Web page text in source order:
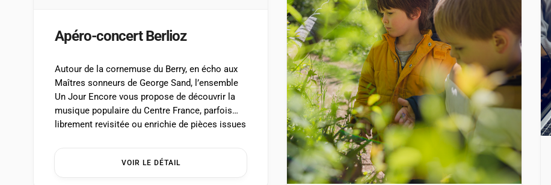
Apéro-concert Berlioz
Autour de la cornemuse du Berry, en écho aux
Maîtres sonneurs de George Sand, l’ensemble
Un Jour Encore vous propose de découvrir la
musique populaire du Centre France, parfois
librement revisitée ou enrichie de pièces issues
VOIR LE DÉTAIL